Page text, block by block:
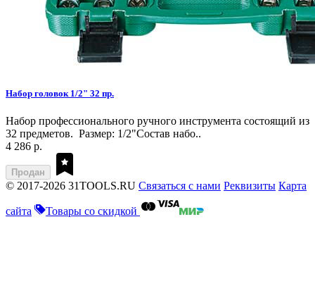
Набор головок 1/2" 32 пр.
Набор профессионального ручного инструмента состоящий из
32 предметов. Размер: 1/2"Состав набо..
4 286 р.
Продан
© 2017-2026 31TOOLS.RU Связаться с нами Реквизиты Карта
сайта Товары со скидкой